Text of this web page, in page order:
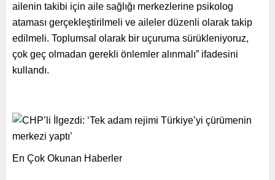
ailenin takibi için aile sağlığı merkezlerine psikolog
ataması gerçekleştirilmeli ve aileler düzenli olarak takip
edilmeli. Toplumsal olarak bir uçuruma sürükleniyoruz,
çok geç olmadan gerekli önlemler alınmalı” ifadesini
kullandı.
En Çok Okunan Haberler